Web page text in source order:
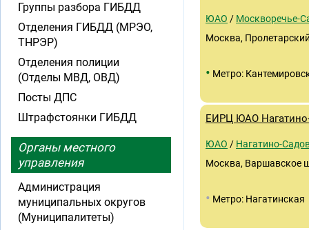
ЮАО / Москворечье-
Москва,
• Метро:
ЕИРЦ ЮАО
ЮАО / Нагатино-
Москва, Варшавское
• Метро: Нагатинская
Группы разбора ГИБДД
Отделения ГИБДД (МРЭО,
ТНРЭР)
Отделения полиции
(Отделы МВД, ОВД)
Посты ДПС
Штрафстоянки ГИБДД
Органы местного
управления
Администрация
муниципальных округов
(Муниципалитеты)